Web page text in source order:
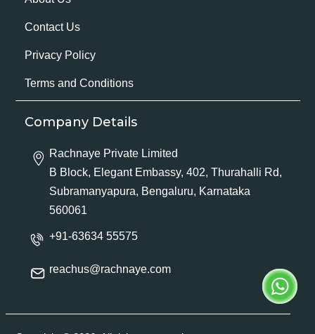
Contact Us
Privacy Policy
Terms and Conditions
Company Details
Rachnaye Private Limited
B Block, Elegant Embassy, 402, Thurahalli Rd,
Subramanyapura, Bengaluru, Karnataka
560061
+91-63634 55575
reachus@rachnaye.com